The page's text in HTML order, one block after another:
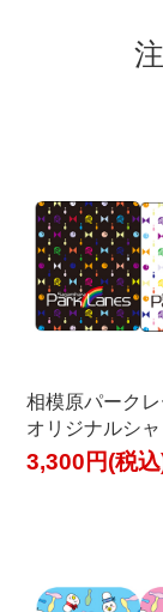
相模原パーク
オリジナルシ
3,300円(税